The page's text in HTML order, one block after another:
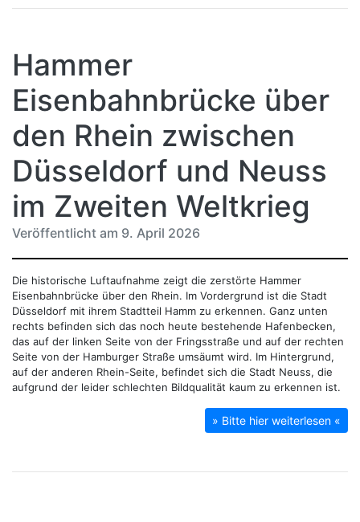
Hammer
Eisenbahnbrücke über
den Rhein zwischen
Düsseldorf und Neuss
im Zweiten Weltkrieg
Veröffentlicht am 9. April 2026
Die historische Luftaufnahme zeigt die zerstörte Hammer
Eisenbahnbrücke über den Rhein. Im Vordergrund ist die Stadt
Düsseldorf mit ihrem Stadtteil Hamm zu erkennen. Ganz unten
rechts befinden sich das noch heute bestehende Hafenbecken,
das auf der linken Seite von der Fringsstraße und auf der rechten
Seite von der Hamburger Straße umsäumt wird. Im Hintergrund,
auf der anderen Rhein-Seite, befindet sich die Stadt Neuss, die
aufgrund der leider schlechten Bildqualität kaum zu erkennen ist.
» Bitte hier weiterlesen «